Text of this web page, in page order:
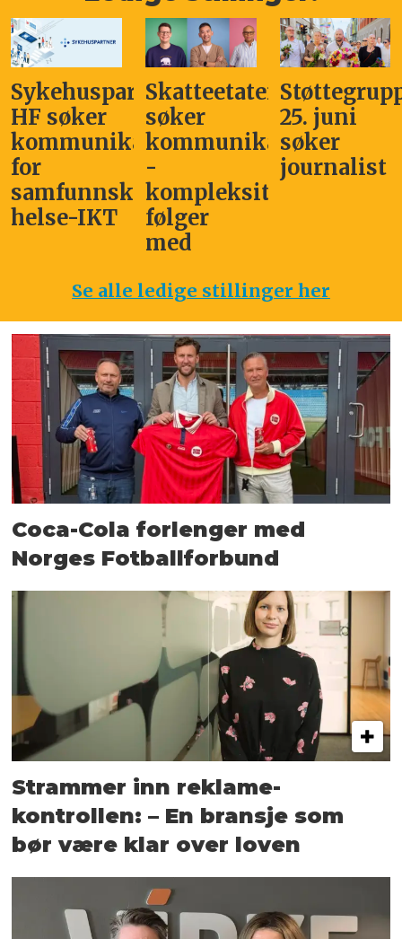
Sykehuspartner
HF søker
kommunikasjonssjef
for
samfunnskritisk
helse-IKT
Skatteetaten
søker
kommunikasjonsleder
-
kompleksitet
følger
med
25. juni
søker
journalist
Se alle ledige stillinger her
Coca-Cola forlenger med
Norges Fotballforbund
Strammer inn reklame-
kontrollen: – En bransje som
bør være klar over loven